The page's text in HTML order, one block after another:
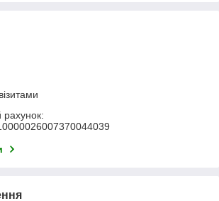
рахунок: